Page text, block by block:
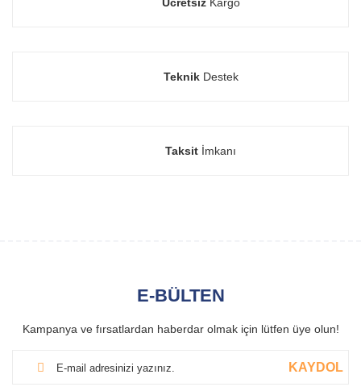
TeknikDestek
Taksit İmkanı
E-BÜLTEN
Kampanya ve fırsatlardan haberdar olmak için lütfen üye olun!
KAYDOL